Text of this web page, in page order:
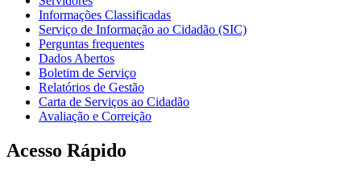
Informações Classificadas
Serviço de Informação ao Cidadão (SIC)
Perguntas frequentes
Dados Abertos
Boletim de Serviço
Relatórios de Gestão
Carta de Serviços ao Cidadão
Avaliação e Correição
Acesso Rápido